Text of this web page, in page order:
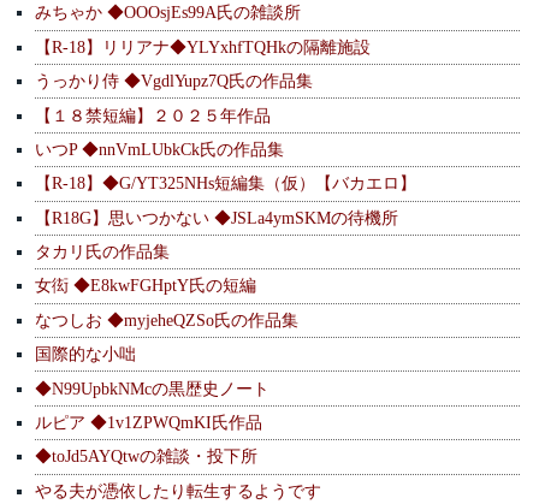
みちゃか ◆OOOsjEs99A氏の雑談所
【R-18】リリアナ◆YLYxhfTQHkの隔離施設
うっかり侍 ◆VgdlYupz7Q氏の作品集
【１８禁短編】２０２５年作品
いつP ◆nnVmLUbkCk氏の作品集
【R-18】◆G/YT325NHs短編集（仮）【バカエロ】
【R18G】思いつかない ◆JSLa4ymSKMの待機所
タカリ氏の作品集
女衒 ◆E8kwFGHptY氏の短編
なつしお ◆myjeheQZSo氏の作品集
国際的な小咄
◆N99UpbkNMcの黒歴史ノート
ルピア ◆1v1ZPWQmKI氏作品
◆toJd5AYQtwの雑談・投下所
やる夫が憑依したり転生するようです